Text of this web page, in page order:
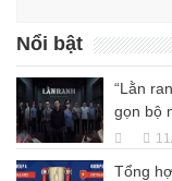
Nổi bật
“Lằn
gọn bộ
Tổng